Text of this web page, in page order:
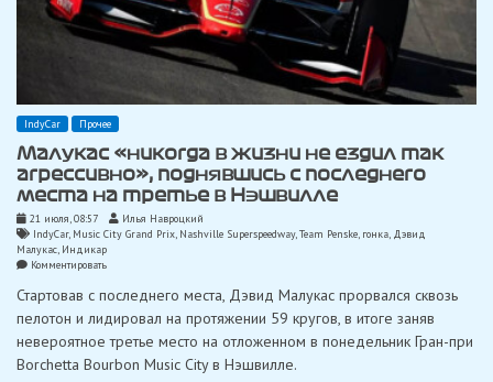
IndyCar Прочее
Малукас «никогда в жизни не ездил так
агрессивно», поднявшись с последнего
места на третье в Нэшвилле
21 июля, 08:57
Илья Навроцкий
IndyCar, Music City Grand Prix, Nashville Superspeedway,Team Penske, гонка, Дэвид
Малукас, Индикар
Комментироватьon
«никогда
жизни
не
ездил
так
Стартовав с последнего места, Дэвид Малукас прорвался сквозь
пелотон и лидировал на протяжении 59 кругов, в итоге заняв
невероятное третье место на отложенном в понедельник Гран-при
Borchetta Bourbon Music City в Нэшвилле.